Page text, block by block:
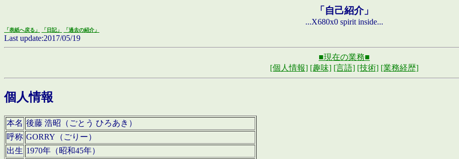
「自己紹介」
...X680x0 spirit inside...
「表紙へ戻る」 「日記」 「過去の紹介」
Last update:2017/05/19
■現在の業務■
[個人情報] [趣味] [言語] [技術] [業務経歴]
個人情報
本名 後藤 浩昭（ごとう ひろあき）
呼称 GORRY（ごりー）
出生 1970年（昭和45年）